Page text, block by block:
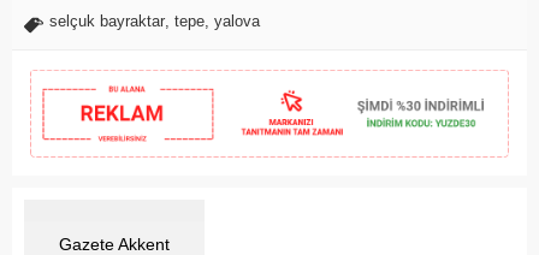
selçuk bayraktar tepe yalova
Gazete Akkent